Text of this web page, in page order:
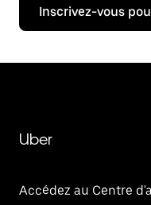
Inscrivez-vous
Uber
Accédez au Centre